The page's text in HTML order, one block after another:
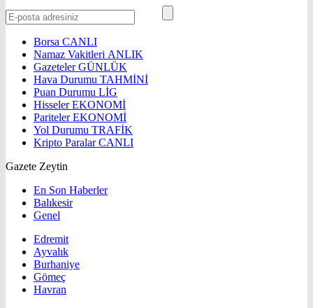
Borsa CANLI
Namaz Vakitleri ANLIK
GazetelerGÜNLÜK
Hava Durumu TAHMİNİ
Puan Durumu LİG
HisselerEKONOMİ
ParitelerEKONOMİ
Yol Durumu TRAFİK
Kripto ParalarCANLI
Gazete Zeytin
En Son Haberler
Balıkesir
Genel
Edremit
Ayvalık
Burhaniye
Gömeç
Havran